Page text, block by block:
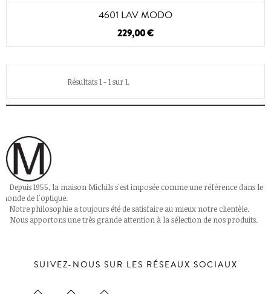
4601 LAV MODO
229,00 €
Résultats 1 - 1 sur 1.
Depuis 1955, la maison Michils s'est imposée comme une référence dans le
monde de l'optique.
Notre philosophie a toujours été de satisfaire au mieux notre clientèle.
Nous apportons une très grande attention à la sélection de nos produits.
SUIVEZ-NOUS SUR LES RÉSEAUX SOCIAUX